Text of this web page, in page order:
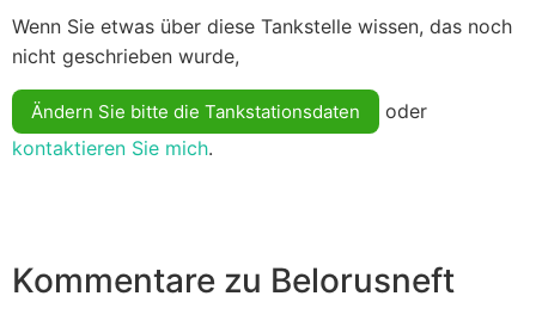
Wenn Sie etwas über diese Tankstelle wissen, das noch
nicht geschrieben wurde,
Ändern Sie bitte die Tankstationsdaten
oder
kontaktieren Sie mich.
Kommentare zu Belorusneft